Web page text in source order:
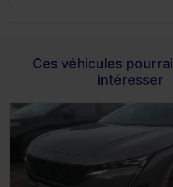
Ces véhicules
intéresser